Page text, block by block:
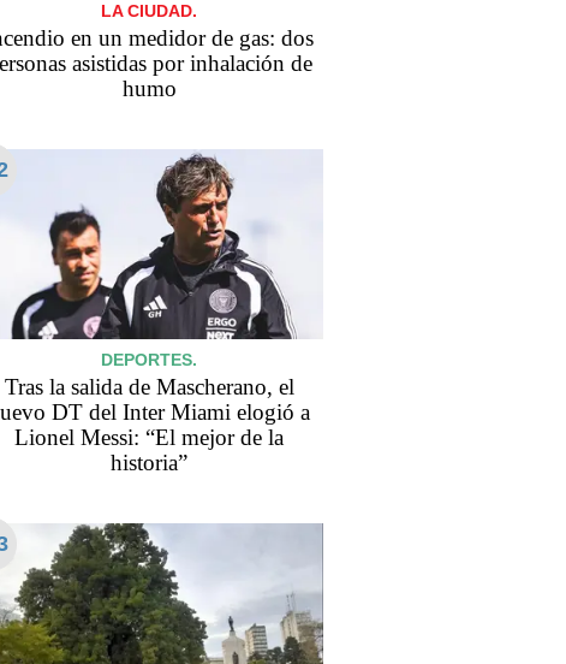
LA CIUDAD.
en un medidor de gas: dos
asistidas por inhalación de
humo
DEPORTES.
Tras la salida de Mascherano, el
DT del Inter Miami elogió a
Lionel Messi: “El mejor de la
historia”